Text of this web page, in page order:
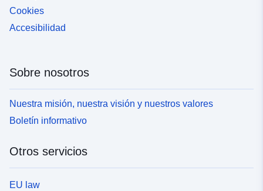
Cookies
Accesibilidad
Sobre nosotros
Nuestra misión, nuestra visión y nuestros valores
Boletín informativo
Otros servicios
EU law